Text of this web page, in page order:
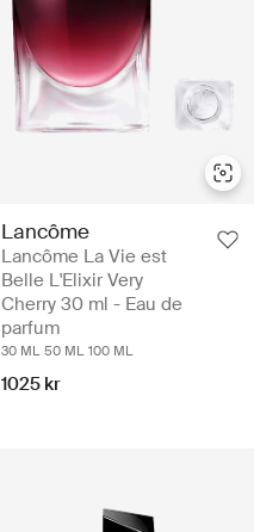
Lancôme
Lancôme La Vie est
Belle L'Elixir Very
Cherry 30 ml - Eau de
parfum
30 ML 50 ML 100 ML
1025 kr